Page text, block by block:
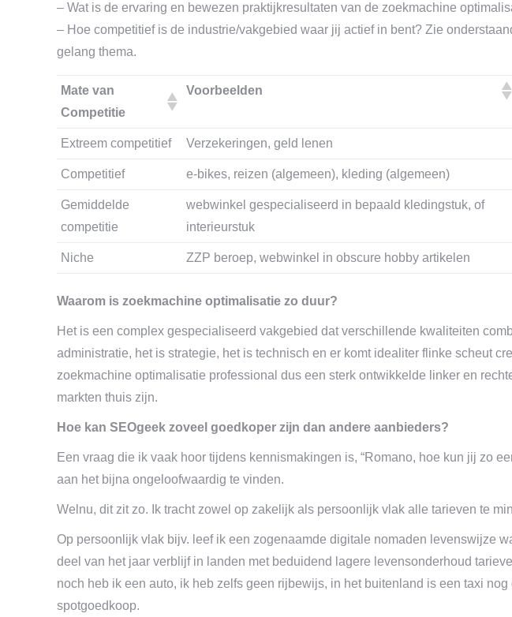
– Wat is de ervaring en bewezen praktijkresultaten van de zoekmachine
– Hoe competitief is de industrie/vakgebied waar jij actief in bent? Zie
gelang thema.
Mate van
Competitie
Voorbeelden
Extreem competitief Verzekeringen, geld lenen
Competitief e-bikes, reizen (algemeen), kleding (algemeen)
Gemiddelde
competitie
webwinkel gespecialiseerd in bepaald kledingstuk, of
interieurstuk
Niche ZZP beroep, webwinkel in obscure hobby artikelen
Waarom is zoekmachine optimalisatie zo duur?
Het is een complex gespecialiseerd vakgebied dat verschillende kwaliteiten
administratie, het is strategie, het is technisch en er komt idealiter flinke scheut
zoekmachine optimalisatie professional dus een sterk ontwikkelde linker en
markten thuis zijn.
Hoe kan SEOgeek zoveel goedkoper zijn dan andere aanbieders?
Een vraag die ik vaak hoor tijdens kennismakingen is, “Romano, hoe kun jij zo
aan het bijna ongeloofwaardig te vinden.
Welnu, dit zit zo. Ik tracht zowel op zakelijk als persoonlijk vlak alle tarieven te
Op persoonlijk vlak bijv. leef ik een zogenaamde digitale nomaden levenswijze
deel van het jaar verblijf in landen met beduidend lagere levensonderhoud
noch heb ik een auto, ik heb zelfs geen rijbewijs, in het buitenland is een taxi
spotgoedkoop.